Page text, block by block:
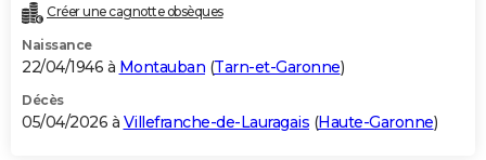
Créer une cagnotte obsèques
Naissance
22/04/1946 à Montauban (Tarn-et-Garonne)
Décès
05/04/2026 à Villefranche-de-Lauragais (Haute-Garonne)